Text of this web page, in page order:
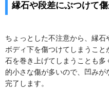
縁石や段差にぶつけて
ちょっとした不注意から、縁
ボディ下を傷つけてしまうこ
石を巻き上げてしまうことも
的小さな傷が多いので、凹み
完了します。